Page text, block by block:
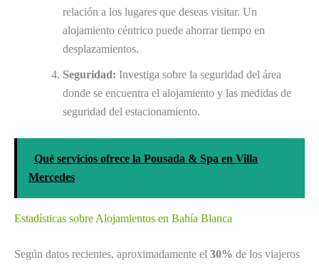
relación a los lugares que deseas visitar. Un
alojamiento céntrico puede ahorrar tiempo en
desplazamientos.
Seguridad: Investiga sobre la seguridad del área
donde se encuentra el alojamiento y las medidas de
seguridad del estacionamiento.
Qué servicios ofrece la Pousada & Spa en Villa
Mercedes
Estadísticas sobre Alojamientos en Bahía Blanca
Según datos recientes, aproximadamente el 30% de los viajeros